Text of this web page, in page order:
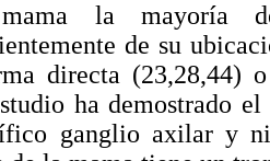
la mayoría
de su
directa (23,28,44)
ha demostrado
ganglio axilar y